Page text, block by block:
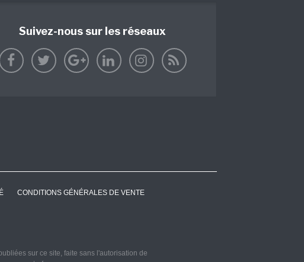
Suivez-nous sur les réseaux
CONDITIONS GÉNÉRALES DE VENTE
sur ce site, faite sans l'autorisation de